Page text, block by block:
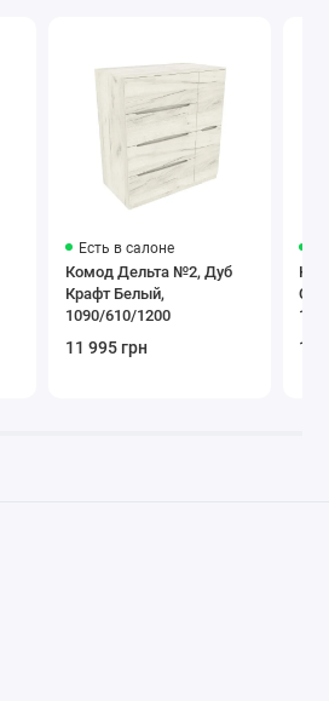
Есть в салоне
Комод Дельта №2, Дуб
Крафт Белый,
1090/610/1200
11 995 грн 14